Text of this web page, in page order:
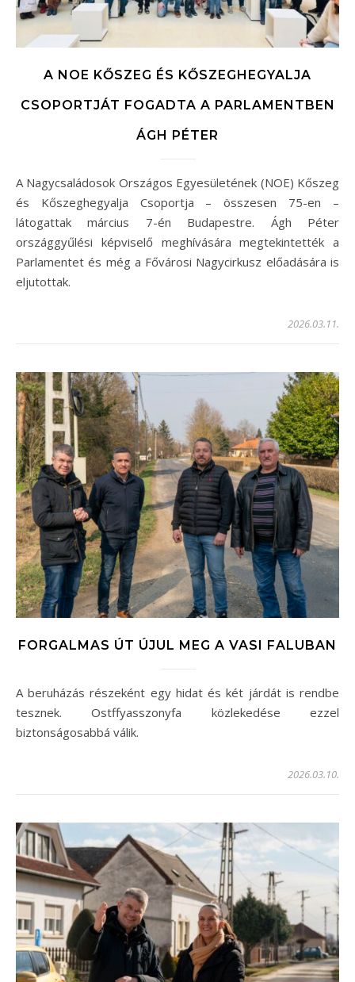
A NOE KŐSZEG ÉS KŐSZEGHEGYALJA
CSOPORTJÁT FOGADTA A PARLAMENTBEN
ÁGH PÉTER
A Nagycsaládosok Országos Egyesületének (NOE) Kőszeg
és Kőszeghegyalja Csoportja – összesen 75-en –
látogattak március 7-én Budapestre. Ágh Péter
országgyűlési képviselő meghívására megtekintették a
Parlamentet és még a Fővárosi Nagycirkusz előadására is
eljutottak.
2026.03.11.
FORGALMAS ÚT ÚJUL MEG A VASI FALUBAN
A beruházás részeként egy hidat és két járdát is rendbe
tesznek. Ostffyasszonyfa közlekedése ezzel
biztonságosabbá válik.
2026.03.10.